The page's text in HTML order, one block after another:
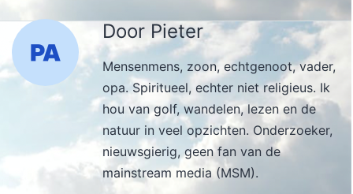
Door Pieter
Mensenmens, zoon, echtgenoot, vader,
opa. Spiritueel, echter niet religieus. Ik
hou van golf, wandelen, lezen en de
natuur in veel opzichten. Onderzoeker,
nieuwsgierig, geen fan van de
mainstream media (MSM).